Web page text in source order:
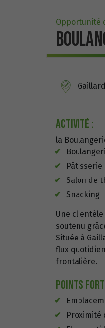
Opportunité
Gaillard
Activité :
la
Pâtisserie
Salon de
Snacking
Une
soutenu
Située à
flux
frontalière.
Points
Proximité